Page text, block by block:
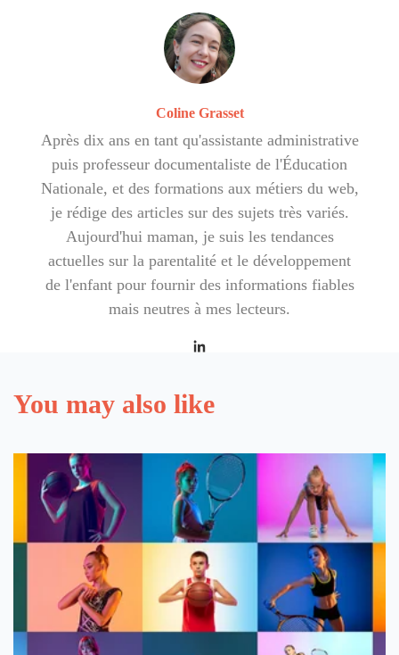
Coline Grasset
Après dix ans en tant qu'assistante administrative
puis professeur documentaliste de l'Éducation
Nationale, et des formations aux métiers du web,
je rédige des articles sur des sujets très variés.
Aujourd'hui maman, je suis les tendances
actuelles sur la parentalité et le développement
de l'enfant pour fournir des informations fiables
mais neutres à mes lecteurs.
You may also like